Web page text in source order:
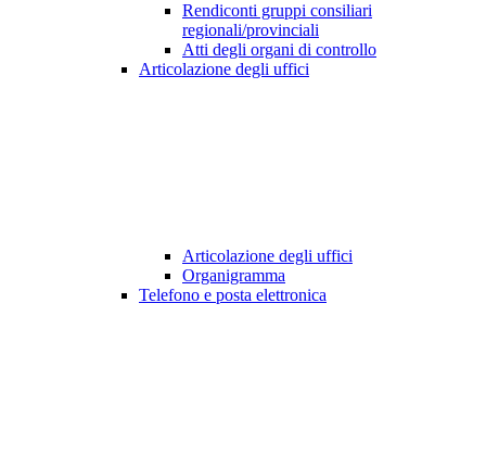
Rendiconti gruppi consiliari
regionali/provinciali
Atti degli organi di controllo
Articolazione degli uffici
Articolazione degli uffici
Organigramma
Telefono e posta elettronica